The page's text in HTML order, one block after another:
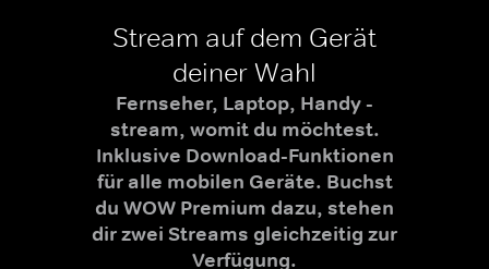
Stream auf dem Gerät
deiner Wahl
Fernseher, Laptop, Handy -
stream, womit du möchtest.
Inklusive Download-Funktionen
für alle mobilen Geräte. Buchst
du WOW Premium dazu, stehen
dir zwei Streams gleichzeitig zur
Verfügung.